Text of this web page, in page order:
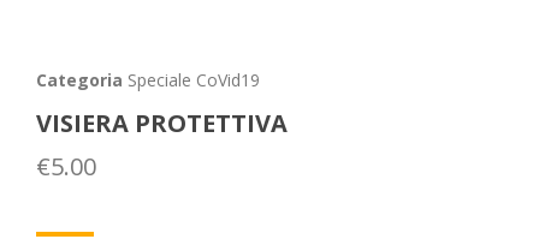
Categoria Speciale CoVid19
VISIERA PROTETTIVA
€5.00